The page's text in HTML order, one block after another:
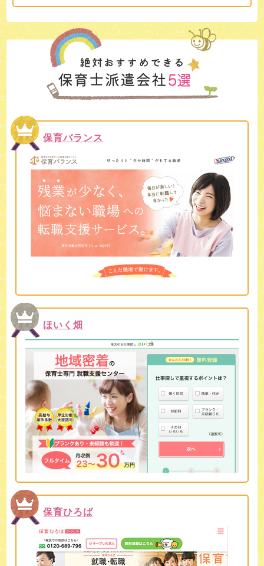
保育バランス
ほいく畑
保育ひろば